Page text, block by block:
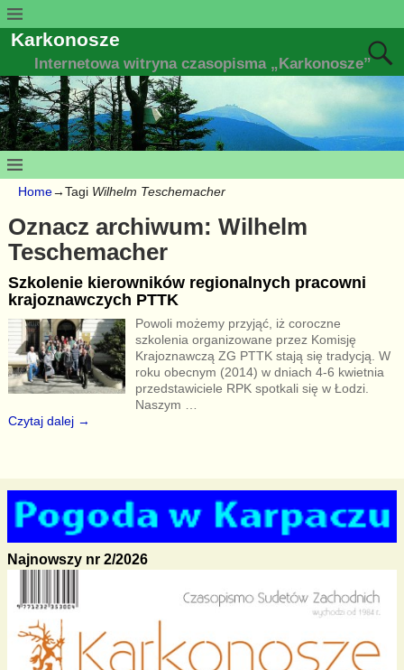
Karkonosze
Internetowa witryna czasopisma „Karkonosze”
Home→Tagi Wilhelm Teschemacher
Oznacz archiwum: Wilhelm
Teschemacher
Szkolenie kierowników regionalnych pracowni
krajoznawczych PTTK
Powoli możemy przyjąć, iż coroczne
szkolenia organizowane przez Komisję
Krajoznawczą ZG PTTK stają się tradycją. W
roku obecnym (2014) w dniach 4-6 kwietnia
przedstawiciele RPK spotkali się w Łodzi.
Naszym
Czytaj dalej →
Najnowszy nr 2/2026